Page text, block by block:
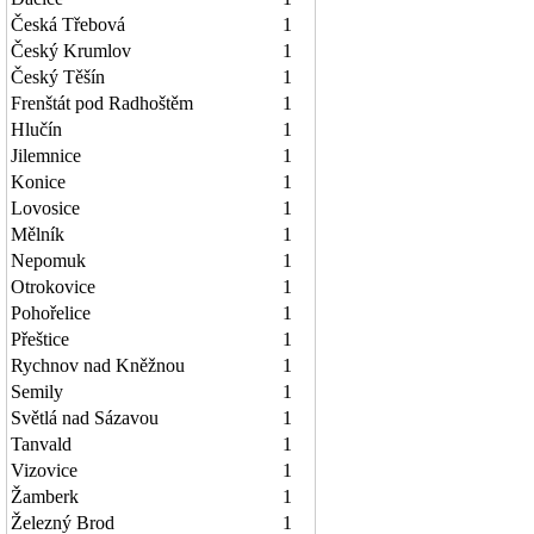
Česká Třebová
1
Český Krumlov
1
Český Těšín
1
Frenštát pod Radhoštěm
1
Hlučín
1
Jilemnice
1
Konice
1
Lovosice
1
Mělník
1
Nepomuk
1
Otrokovice
1
Pohořelice
1
Přeštice
1
Rychnov nad Kněžnou
1
Semily
1
Světlá nad Sázavou
1
Tanvald
1
Vizovice
1
Žamberk
1
Železný Brod
1